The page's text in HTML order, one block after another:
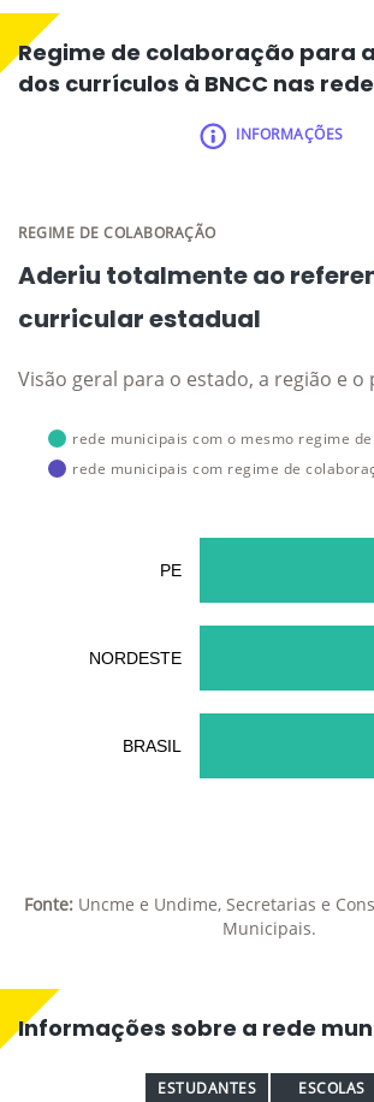
Regime de colaboração para
dos currículos à BNCC nas
INFORMAÇÕES
REGIME DE COLABORAÇÃO
Aderiu totalmente ao
curricular estadual
Visão geral para o estado, a região e o
rede municipais com o mesmo regime
rede municipais com regime de
PE
NORDESTE
BRASIL
Fonte:Uncme e Undime, Secretarias e
Municipais.
Informações sobre a rede
ESTUDANTES
ESCOLAS